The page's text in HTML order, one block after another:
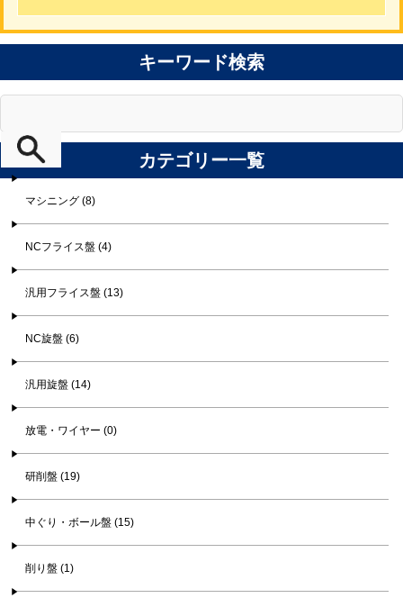
キーワード検索
カテゴリー一覧
マシニング (8)
NCフライス盤 (4)
汎用フライス盤 (13)
NC旋盤 (6)
汎用旋盤 (14)
放電・ワイヤー (0)
研削盤 (19)
中ぐり・ボール盤 (15)
削り盤 (1)